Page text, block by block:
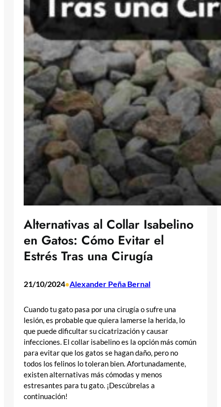
Alternativas al Collar Isabelino
en Gatos: Cómo Evitar el
Estrés Tras una Cirugía
21/10/2024•Alexander Peña Bernal
Cuando tu gato pasa por una cirugía o sufre una
lesión, es probable que quiera lamerse la herida, lo
que puede dificultar su cicatrización y causar
infecciones. El collar isabelino es la opción más común
para evitar que los gatos se hagan daño, pero no
todos los felinos lo toleran bien. Afortunadamente,
existen alternativas más cómodas y menos
estresantes para tu gato. ¡Descúbrelas a
continuación!